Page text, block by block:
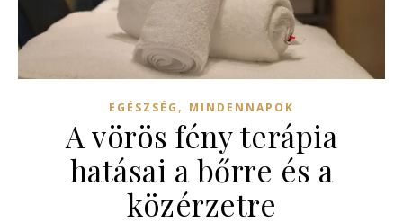
EGÉSZSÉG , MINDENNAPOK
A vörös fény terápia
hatásai a bőrre és a
közérzetre